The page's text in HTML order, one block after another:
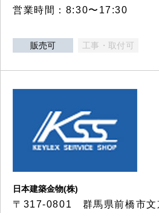
営業時間：8:30〜17:30
販売可 工事・取付可
日本建築金物(株)
〒317‐0801 群馬県前橋市文